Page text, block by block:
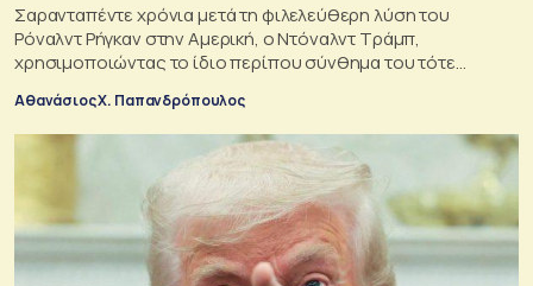
Σαρανταπέντε χρόνια μετά τη φιλελεύθερη λύση του
Ρόναλντ Ρήγκαν στην Αμερική, ο Ντόναλντ Τράμπ,
χρησιμοποιώντας το ίδιο περίπου σύνθημα του τότε
Αθανάσιος Χ. Παπανδρόπουλος